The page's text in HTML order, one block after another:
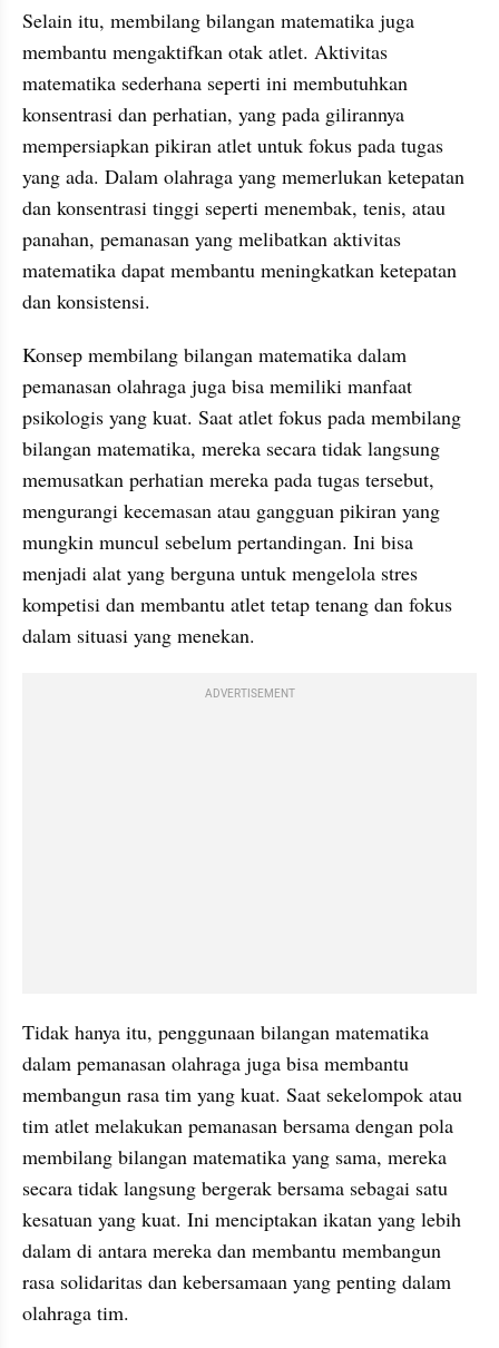
Selain itu, membilang bilangan matematika juga
membantu mengaktifkan otak atlet. Aktivitas
matematika sederhana seperti ini membutuhkan
konsentrasi dan perhatian, yang pada gilirannya
mempersiapkan pikiran atlet untuk fokus pada tugas
yang ada. Dalam olahraga yang memerlukan ketepatan
dan konsentrasi tinggi seperti menembak, tenis, atau
panahan, pemanasan yang melibatkan aktivitas
matematika dapat membantu meningkatkan ketepatan
dan konsistensi.
Konsep membilang bilangan matematika dalam
pemanasan olahraga juga bisa memiliki manfaat
psikologis yang kuat. Saat atlet fokus pada membilang
bilangan matematika, mereka secara tidak langsung
memusatkan perhatian mereka pada tugas tersebut,
mengurangi kecemasan atau gangguan pikiran yang
mungkin muncul sebelum pertandingan. Ini bisa
menjadi alat yang berguna untuk mengelola stres
kompetisi dan membantu atlet tetap tenang dan fokus
dalam situasi yang menekan.
ADVERTISEMENT
Tidak hanya itu, penggunaan bilangan matematika
dalam pemanasan olahraga juga bisa membantu
membangun rasa tim yang kuat. Saat sekelompok atau
tim atlet melakukan pemanasan bersama dengan pola
membilang bilangan matematika yang sama, mereka
secara tidak langsung bergerak bersama sebagai satu
kesatuan yang kuat. Ini menciptakan ikatan yang lebih
dalam di antara mereka dan membantu membangun
rasa solidaritas dan kebersamaan yang penting dalam
olahraga tim.